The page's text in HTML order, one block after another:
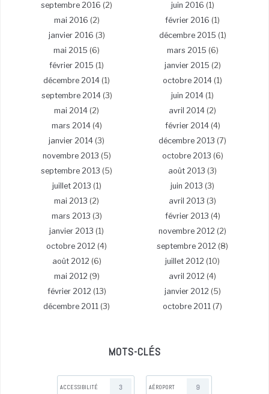
septembre 2016 (2) juin 2016 (1)
mai 2016 (2) février 2016 (1)
janvier 2016 (3) décembre 2015 (1)
mai 2015 (6) mars 2015 (6)
février 2015 (1) janvier 2015 (2)
décembre 2014 (1) octobre 2014 (1)
septembre 2014(3) juin 2014 (1)
mai 2014 (2) avril 2014 (2)
mars 2014(4) février 2014(4)
janvier 2014 (3) décembre 2013 (7)
novembre 2013 (5) octobre 2013 (6)
septembre 2013 (5) août 2013 (3)
juillet 2013 (1) juin 2013 (3)
mai 2013 (2) avril 2013 (3)
mars 2013 (3) février 2013 (4)
janvier 2013 (1) novembre 2012 (2)
octobre 2012 (4) septembre 2012 (8)
août 2012 (6) juillet 2012 (10)
mai 2012 (9) avril 2012 (4)
février 2012 (13) janvier 2012 (5)
décembre 2011 (3) octobre 2011 (7)
MOTS-CLÉS
ACCESSIBILITÉ 3 AÉROPORT 9